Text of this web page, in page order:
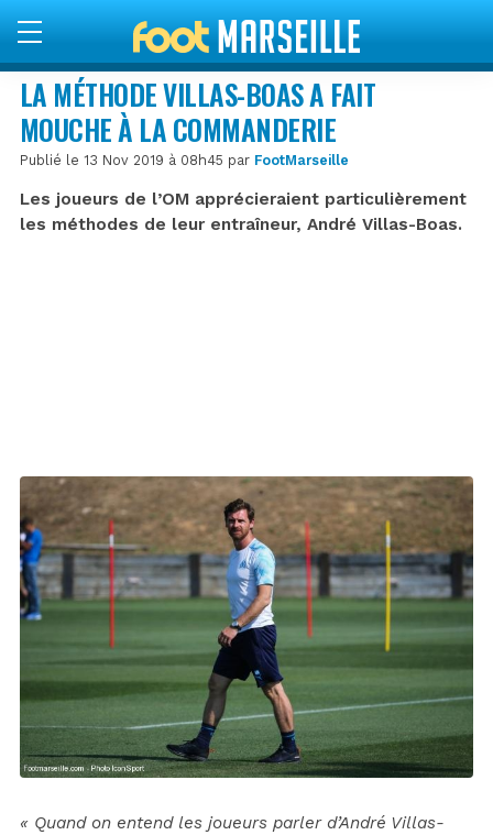
LA MÉTHODE VILLAS-BOAS A FAIT
MOUCHE À LA COMMANDERIE
Publié le 13 Nov 2019 à 08h45 par FootMarseille
Les joueurs de l’OM apprécieraient particulièrement
les méthodes de leur entraîneur, André Villas-Boas.
« Quand on entend les joueurs parler d’André Villas-